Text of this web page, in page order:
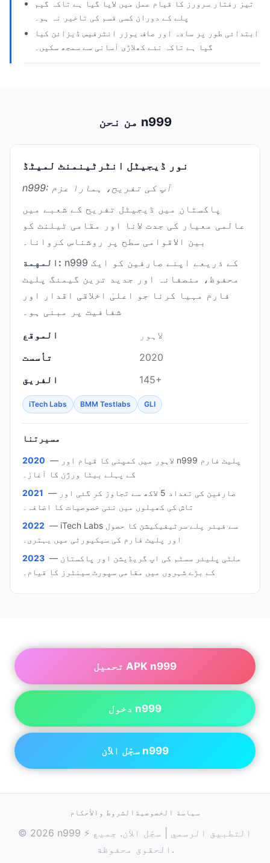
تیز رفتار سرورز کا قیام عمل میں لایا گیا ہے تاکہ گیم
پلے کے دوران کسی قسم کی تاخیر نہ ہو۔
ابتدائی طور پر سادہ اور صاف یوزر انٹرفیس ڈیزائن کیا
گیا ہے تاکہ نئے کھلاڑی آسانی سے سمجھ سکیں۔
من نحن n999
نور ڈیجیٹل انٹرٹینمنٹ لمیٹڈ
n999: آپ کی تفریح، ہمارا عزم
پاکستان میں ڈیجیٹل تفریح کے شعبے میں
عالمی معیار کی جدت لانا اور مقامی ٹیلنٹ کو
بین الاقوامی سطح پر روشناس کروانا۔
المهمة: n999 کے ذریعے اپنے صارفین کو ایک
محفوظ، منصفانہ اور جدید ترین گیمنگ پلیٹ
فارم مہیا کرنا جو اعلیٰ اخلاقی اقدار اور
شفافیت پر مبنی ہو۔
الموقع
لاہور
تأسست
2020
الفريق
145+
iTech Labs BMM Testlabs GLI
مسيرتنا
2020 — لاہور میں کمپنی کا قیام اور n999 پلیٹ فارم
کے پہلے بیٹا ورژن کا آغاز۔
2021 — صارفین کی تعداد 5 لاکھ سے تجاوز کر گئی اور
تاش کی کھیلوں میں نئی خصوصیات کا اضافہ۔
2022 — iTech Labs سے فیئر پلے سرٹیفیکیشن کا حصول
اور پلیٹ فارم کی سیکیورٹی میں بہتری۔
2023 — ملٹی پلیئر سسٹم کی اپ گریڈیشن اور پاکستان
کے بڑے شہروں میں مقامی سپورٹ سینٹرز کا قیام۔
تحميل APK n999
دخول n999
سجّل الآن n999
الشروط والأحكام سياسة الخصوصية
© 2026 n999 ⚡ التطبيق الرسمي | سجّل الآن. جميع
الحقوق محفوظة.